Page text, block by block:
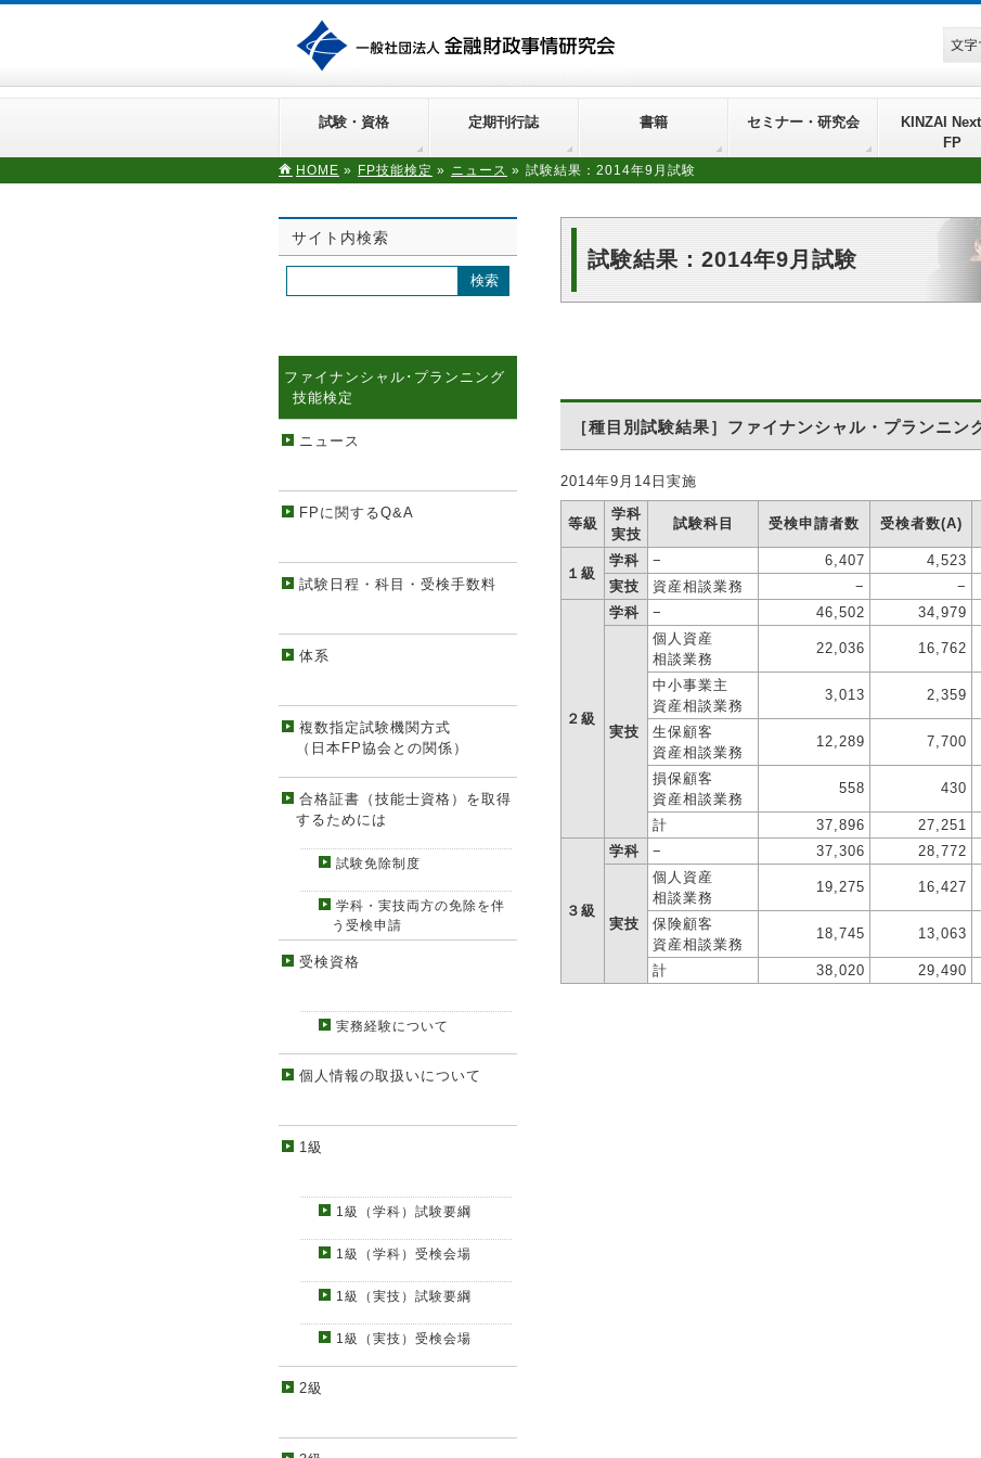
試験・資格 定期刊行誌 書籍 セミナー・研究会
KINZAI
FP
HOME » FP技能検定 » ニュース » 試験結果：2014年9月試験
試験結果：2014年9月試験
［種目別試験結果］ファイナンシャル・プランニン
2014年9月14日実施
等級
学科
実技
試験科目 受検申請者数 受検者数(A)
１級
学科 − 6,407 4,523
実技
資産相談業務 − −
２級
学科 − 46,502 34,979
実技
個人資産
相談業務
22,036 16,762
中小事業主
資産相談業務
3,013 2,359
生保顧客
資産相談業務
12,289 7,700
損保顧客
資産相談業務
558 430
計 37,896 27,251
３級
学科 − 37,306 28,772
実技
個人資産
相談業務
19,275 16,427
保険顧客
資産相談業務
18,745 13,063
計 38,020 29,490
サイト内検索
ファイナンシャル･プランニング
技能検定
ニュース
FPに関するQ&A
試験日程・科目・受検手数料
体系
複数指定試験機関方式
（日本FP協会との関係）
合格証書（技能士資格）を取得
するためには
試験免除制度
学科・実技両方の免除を伴
う受検申請
受検資格
実務経験について
個人情報の取扱いについて
1級
1級（学科）試験要綱
1級（学科）受検会場
1級（実技）試験要綱
1級（実技）受検会場
2級